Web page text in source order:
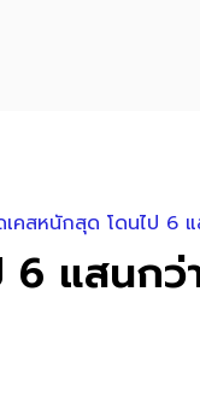
เคสหนักสุด โดนไป 6
แสนก